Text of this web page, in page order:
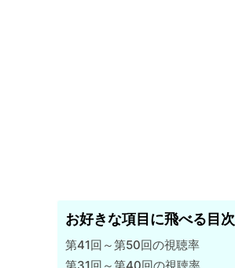
お好きな項目に飛べる目次
第41回～第50回の視聴率